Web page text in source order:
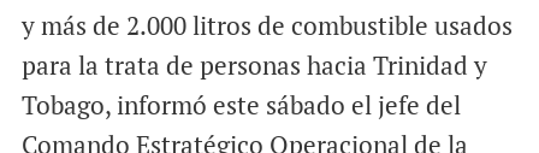
y más de 2.000 litros de combustible usados
para la trata de personas hacia Trinidad y
Tobago, informó este sábado el jefe del
Comando Estratégico Operacional de la